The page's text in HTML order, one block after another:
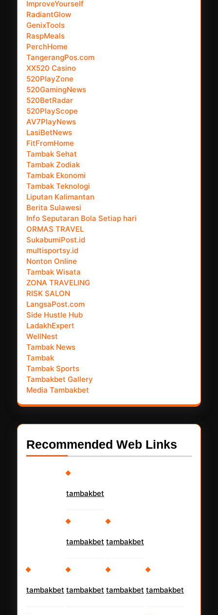
ImproveYourself
RadiantGlow
GenixTools
RaspMeals
PerchHome
TangerangPos.com
XX520 Casino
520PlayZone
520GamingNews
520BetRadar
520PlayScope
AV7PlayNews
LasiBetNews
FitFromHome
Tambak Sehat
Tambak Zodiak
Tambak Ekonomi
Tambak Teknologi
Liputan Kalimantan
Berita Sulawesi
Info Seputaran Bola Setiap hari
ORMAS TRAVEL
SukabumiPost.id
multisportsy.id
Nonton Online
Tambak Wisata
ZONA TRAVELING
RISK SALON
LangsaPost.com
Side Hustle Hub
LadakhExpert
WellNest
Tambak News
Tambak
Tambak Sports
Tambakbet Gallery
Media Tambakbet
Recommended Web Links
tambakbet
tambakbet
tambakbet
tambakbet
tambakbet
tambakbet tambakbet